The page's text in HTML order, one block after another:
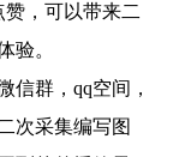
，可以带来二
验。
信群，qq空间，
次采集编写图